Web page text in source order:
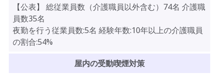
【公表】 総従業員数（介護職員以外含む）74名 介護職
員数35名
夜勤を行う従業員数:5名 経験年数:10年以上の介護職員
の割合:54%
屋内の受動喫煙対策